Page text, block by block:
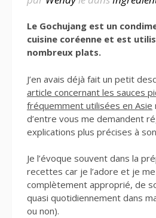
Le Gochujang est un
cuisine coréenne et est
nombreux plats.
J’en avais déjà fait un petit
article concernant les sauces
fréquemment utilisées en Asie
d’entre vous me demandent
explications plus précises à
Je l’évoque souvent dans la
recettes car je l’adore et je
complètement approprié, de
quasi quotidiennement dans
ou non).